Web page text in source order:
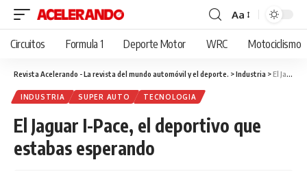
Cambiar
tamaño
fuente
Aa
Circuitos Formula 1 Deporte Motor WRC Motociclismo
Revista Acelerando - La revista del mundo automóvil y el deporte. >Industria >El Jaguar I-Pace, el deportivo que estabas esperando
INDUSTRIA SUPER AUTO TECNOLOGIA
El Jaguar I-Pace, el deportivo que
estabas esperando